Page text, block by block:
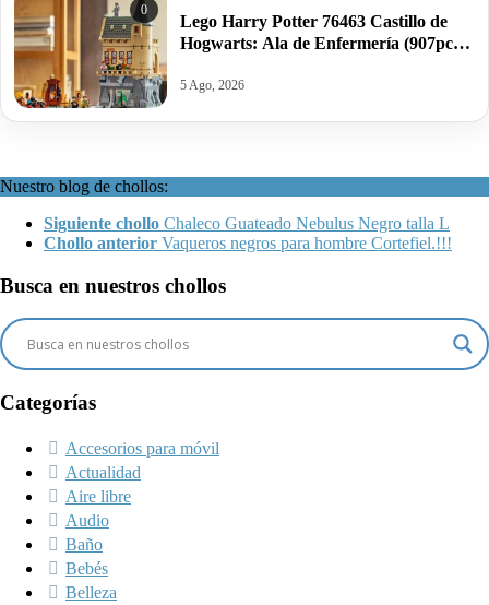
0
Lego Harry Potter 76463 Castillo de
Hogwarts: Ala de Enfermería (907pcs)
5 Ago, 2026
Nuestro blog de chollos:
Siguiente chollo Chaleco Guateado Nebulus Negro talla L
Chollo anterior Vaqueros negros para hombre Cortefiel.!!!
Busca en nuestros chollos
Categorías
Accesorios para móvil
Actualidad
Aire libre
Audio
Baño
Bebés
Belleza